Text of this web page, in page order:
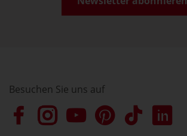
Besuchen Sie uns auf